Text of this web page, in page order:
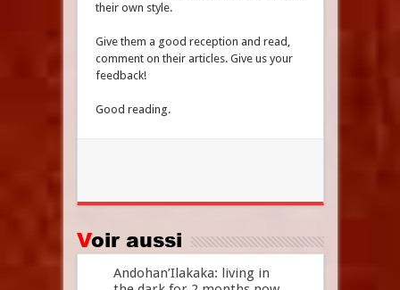
their own style.
Give them a good reception and read,
comment on their articles. Give us your
feedback!
Good reading.
Voir aussi
Andohan’Ilakaka: living in